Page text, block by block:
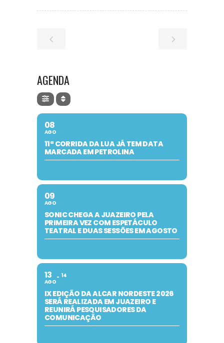
AGENDA
08
AGO
11ª CORRIDA DA LUA JÁ TEM DATA
MARCADA EM PETROLINA
09
AGO
SONIC CHEGA A JUAZEIRO PELA
PRIMEIRA VEZ COM ESPETÁCULO
TEATRAL E DUAS SESSÕES EM AGOSTO
13
AGO
14
IX EDIÇÃO DA ALCAR NORDESTE 2026
SERÁ REALIZADA EM JUAZEIRO E
REUNIRÁ PESQUISADORES DA
COMUNICAÇÃO